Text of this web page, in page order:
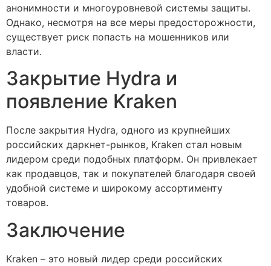
анонимности и многоуровневой системы защиты.
Однако, несмотря на все меры предосторожности,
существует риск попасть на мошенников или
власти.
Закрытие Hydra и
появление Kraken
После закрытия Hydra, одного из крупнейших
российских даркнет-рынков, Kraken стал новым
лидером среди подобных платформ. Он привлекает
как продавцов, так и покупателей благодаря своей
удобной системе и широкому ассортименту
товаров.
Заключение
Kraken – это новый лидер среди российских